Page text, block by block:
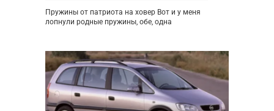
Пружины от патриота на ховер Вот и у меня
лопнули родные пружины, обе, одна